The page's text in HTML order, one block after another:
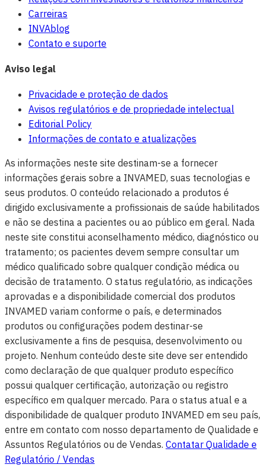
Carreiras
INVAblog
Contato e suporte
Aviso legal
Privacidade e proteção de dados
Avisos regulatórios e de propriedade intelectual
Editorial Policy
Informações de contato e atualizações
As informações neste site destinam-se a fornecer
informações gerais sobre a INVAMED, suas tecnologias e
seus produtos. O conteúdo relacionado a produtos é
dirigido exclusivamente a profissionais de saúde habilitados
e não se destina a pacientes ou ao público em geral. Nada
neste site constitui aconselhamento médico, diagnóstico ou
tratamento; os pacientes devem sempre consultar um
médico qualificado sobre qualquer condição médica ou
decisão de tratamento. O status regulatório, as indicações
aprovadas e a disponibilidade comercial dos produtos
INVAMED variam conforme o país, e determinados
produtos ou configurações podem destinar-se
exclusivamente a fins de pesquisa, desenvolvimento ou
projeto. Nenhum conteúdo deste site deve ser entendido
como declaração de que qualquer produto específico
possui qualquer certificação, autorização ou registro
específico em qualquer mercado. Para o status atual e a
disponibilidade de qualquer produto INVAMED em seu país,
entre em contato com nosso departamento de Qualidade e
Assuntos Regulatórios ou de Vendas. Contatar Qualidade e
Regulatório / Vendas